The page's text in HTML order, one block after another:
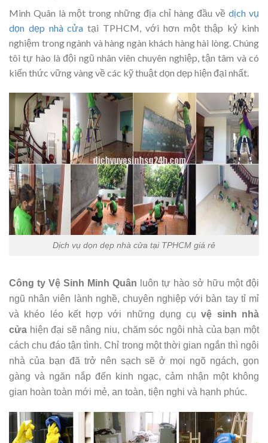
Minh Quân là một trong những địa chỉ hàng đầu về dịch vụ
dọn dẹp nhà cửa tại TPHCM, với hơn một thập kỷ kinh
nghiệm trong ngành và hàng ngàn khách hàng hài lòng. Chúng
tôi tự hào là đội ngũ nhân viên chuyên nghiệp, tận tâm và có
kiến thức vững vàng về các kỹ thuật dọn dẹp hiện đại nhất.
Dịch vụ dọn dẹp nhà cửa tại TPHCM giá rẻ
Công ty Vệ Sinh Minh Quân
luôn tự hào sở hữu một đội
ngũ nhân viên lành nghề, chuyên nghiệp với bàn tay tỉ mỉ
và khéo léo kết hợp với những dụng cụvệ sinh nhà
cửa hiện đại sẽ nâng niu, chăm sóc ngôi nhà của bạn một
cách chu đáo tận tình. Chỉ trong một thời gian ngắn thì ngôi
nhà của bạn đã trở nên sạch sẽ ở mọi ngõ ngách, gọn
gàng và ngăn nắp đến kinh ngạc, cảm nhận một không
gian hoàn toàn mới mẻ, an toàn, tiện nghi và hạnh phúc.